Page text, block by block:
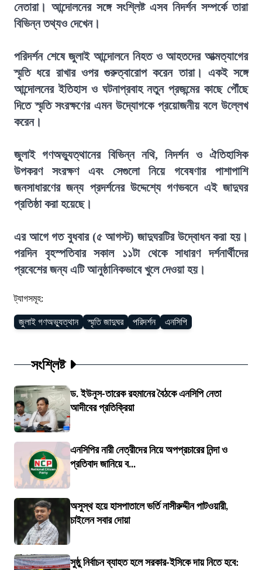
নেতারা। আন্দোলনের সঙ্গে সংশ্লিষ্ট এসব নিদর্শন সম্পর্কে তারা
বিভিন্ন তথ্যও দেখেন।
পরিদর্শন শেষে জুলাই আন্দোলনে নিহত ও আহতদের আত্মত্যাগের
স্মৃতি ধরে রাখার ওপর গুরুত্বারোপ করেন তারা। একই সঙ্গে
আন্দোলনের ইতিহাস ও ঘটনাপ্রবাহ নতুন প্রজন্মের কাছে পৌঁছে
দিতে স্মৃতি সংরক্ষণের এমন উদ্যোগকে প্রয়োজনীয় বলে উল্লেখ
করেন।
জুলাই গণঅভ্যুত্থানের বিভিন্ন নথি, নিদর্শন ও ঐতিহাসিক
উপকরণ সংরক্ষণ এবং সেগুলো নিয়ে গবেষণার পাশাপাশি
জনসাধারণের জন্য প্রদর্শনের উদ্দেশ্যে গণভবনে এই জাদুঘর
প্রতিষ্ঠা করা হয়েছে।
এর আগে গত বুধবার (৫ আগস্ট) জাদুঘরটির উদ্বোধন করা হয়।
পরদিন বৃহস্পতিবার সকাল ১১টা থেকে সাধারণ দর্শনার্থীদের
প্রবেশের জন্য এটি আনুষ্ঠানিকভাবে খুলে দেওয়া হয়।
ট্যাগসমূহ:
জুলাই গণঅভ্যুত্থান স্মৃতি জাদুঘর পরিদর্শন এনসিপি
সংশ্লিষ্ট
ড. ইউনূস-তারেক রহমানের বৈঠকে এনসিপি নেতা
আদীবের প্রতিক্রিয়া
এনসিপির নারী নেত্রীদের নিয়ে অপপ্রচারের নিন্দা ও
প্রতিবাদ জানিয়ে ব...
অসুস্থ হয়ে হাসপাতালে ভর্তি নাসীরুদ্দীন পাটওয়ারী,
চাইলেন সবার দোয়া
সুষ্ঠু নির্বাচন ব্যাহত হলে সরকার-ইসিকে দায় নিতে হবে: